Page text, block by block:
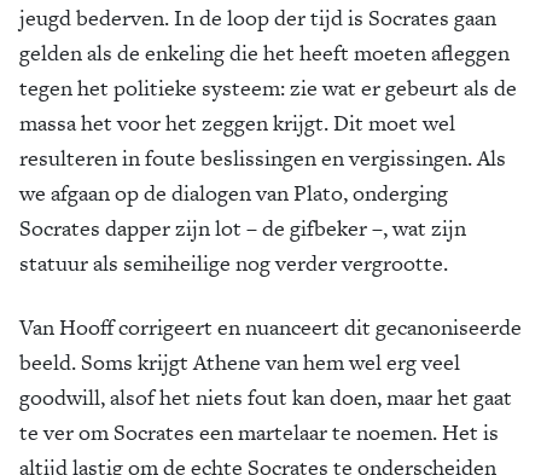
jeugd bederven. In de loop der tijd is Socrates gaan
gelden als de enkeling die het heeft moeten afleggen
tegen het politieke systeem: zie wat er gebeurt als de
massa het voor het zeggen krijgt. Dit moet wel
resulteren in foute beslissingen en vergissingen. Als
we afgaan op de dialogen van Plato, onderging
Socrates dapper zijn lot – de gifbeker –, wat zijn
statuur als semiheilige nog verder vergrootte.
Van Hooff corrigeert en nuanceert dit gecanoniseerde
beeld. Soms krijgt Athene van hem wel erg veel
goodwill, alsof het niets fout kan doen, maar het gaat
te ver om Socrates een martelaar te noemen. Het is
altijd lastig om de echte Socrates te onderscheiden